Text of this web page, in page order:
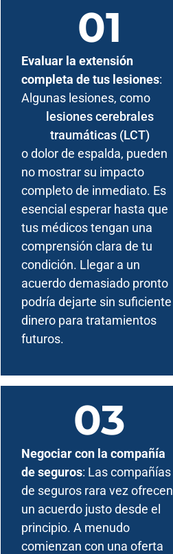
Evaluar la extensión
completa de tus lesiones:
Algunas lesiones, como
lesiones cerebrales
traumáticas (LCT)
o dolor de espalda, pueden
no mostrar su impacto
completo de inmediato. Es
esencial esperar hasta que
tus médicos tengan una
comprensión clara de tu
condición. Llegar a un
acuerdo demasiado pronto
podría dejarte sin suficiente
dinero para tratamientos
futuros.
Negociar con la compañía
de seguros: Las compañías
de seguros rara vez ofrecen
un acuerdo justo desde el
principio. A menudo
comienzan con una oferta